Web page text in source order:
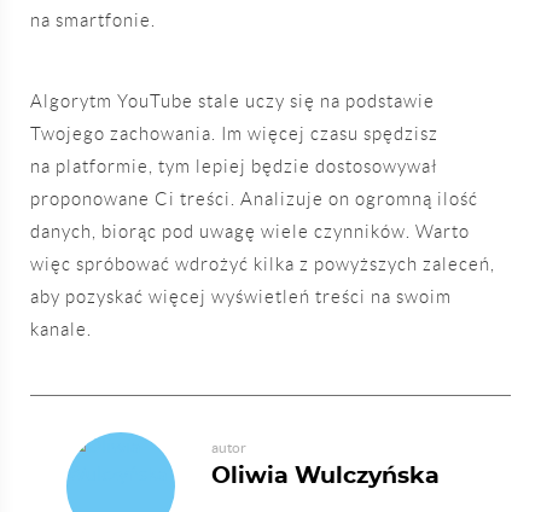
na smartfonie.
Algorytm YouTube stale uczy się na podstawie
Twojego zachowania. Im więcej czasu spędzisz
na platformie, tym lepiej będzie dostosowywał
proponowane Ci treści. Analizuje on ogromną ilość
danych, biorąc pod uwagę wiele czynników. Warto
więc spróbować wdrożyć kilka z powyższych zaleceń,
aby pozyskać więcej wyświetleń treści na swoim
kanale.
autor
Oliwia Wulczyńska